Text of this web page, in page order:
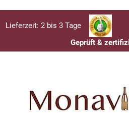
Lieferzeit: 2 bis 3 Tage
Geprüft &